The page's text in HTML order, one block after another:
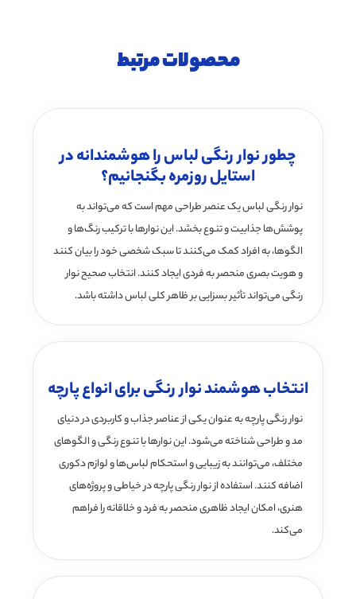
محصولات مرتبط
چطور نوار رنگی لباس را هوشمندانه در
استایل روزمره بگنجانیم؟
نوار رنگی لباس یک عنصر طراحی مهم است که می‌تواند به
پوشش‌ها جذابیت و تنوع بخشد. این نوارها با ترکیب رنگ‌ها و
الگوها، به افراد کمک می‌کنند تا سبک شخصی خود را بیان کنند
و هویت بصری منحصر به فردی ایجاد کنند. انتخاب صحیح نوار
رنگی می‌تواند تأثیر بسزایی بر ظاهر کلی لباس داشته باشد.
انتخاب هوشمند نوار رنگی برای انواع پارچه
نوار رنگی پارچه به عنوان یکی از عناصر جذاب و کاربردی در دنیای
مد و طراحی شناخته می‌شود. این نوارها با تنوع رنگی و الگوهای
مختلف، می‌توانند به زیبایی و استحکام لباس‌ها و لوازم دکوری
اضافه کنند. استفاده از نوار رنگی پارچه در خیاطی و پروژه‌های
هنری، امکان ایجاد ظاهری منحصر به فرد و خلاقانه را فراهم
می‌کند.